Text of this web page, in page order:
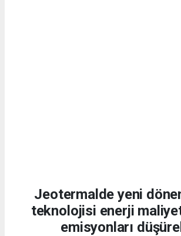
Jeotermalde yeni
teknolojisi enerji
emisyonları